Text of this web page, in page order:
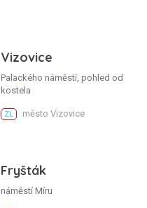
Vizovice
Palackého náměstí, pohled od
kostela
ZL město Vizovice
Fryšták
náměstí Míru